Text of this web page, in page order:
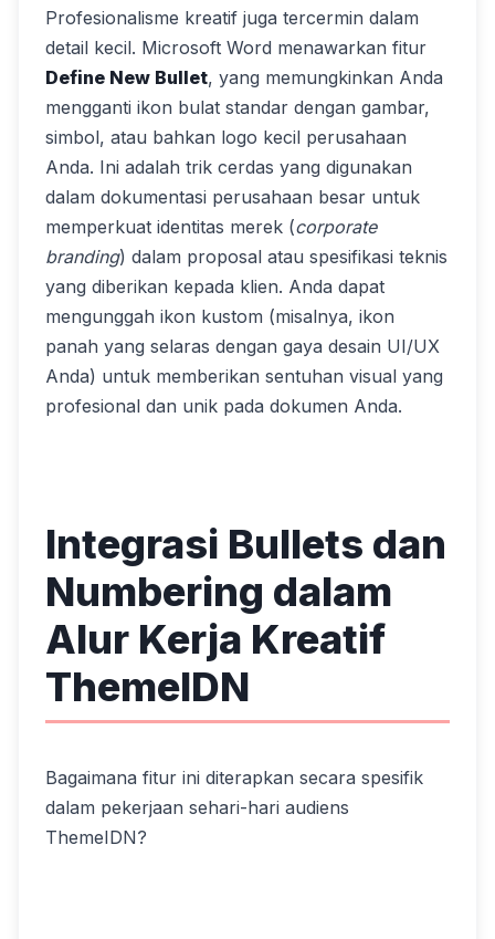
Profesionalisme kreatif juga tercermin dalam
detail kecil. Microsoft Word menawarkan fitur
Define New Bullet, yang memungkinkan Anda
mengganti ikon bulat standar dengan gambar,
simbol, atau bahkan logo kecil perusahaan
Anda. Ini adalah trik cerdas yang digunakan
dalam dokumentasi perusahaan besar untuk
memperkuat identitas merek (corporate
branding) dalam proposal atau spesifikasi teknis
yang diberikan kepada klien. Anda dapat
mengunggah ikon kustom (misalnya, ikon
panah yang selaras dengan gaya desain UI/UX
Anda) untuk memberikan sentuhan visual yang
profesional dan unik pada dokumen Anda.
Integrasi Bullets dan
Numbering dalam
Alur Kerja Kreatif
ThemeIDN
Bagaimana fitur ini diterapkan secara spesifik
dalam pekerjaan sehari-hari audiens
ThemeIDN?